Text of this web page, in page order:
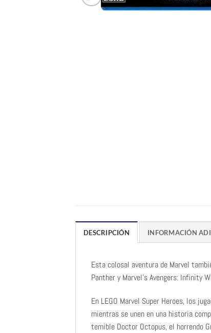
DESCRIPCIÓN INFORMACIÓN
Esta colosal aventura de Marvel
Panther y Marvel’s Avengers: Infinity
En LEGO Marvel Super Heroes, los
mientras se unen en una historia
temible Doctor Octopus, el horrendo